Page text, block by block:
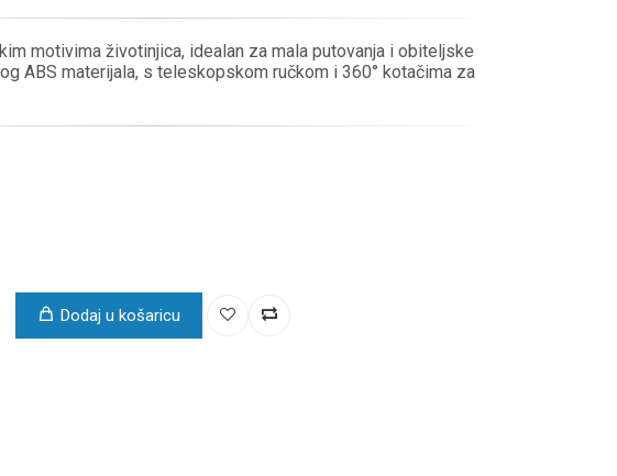
motivima životinjica, idealan za mala putovanja i obiteljske
ABS materijala, s teleskopskom ručkom i 360° kotačima za
Dodaj u košaricu